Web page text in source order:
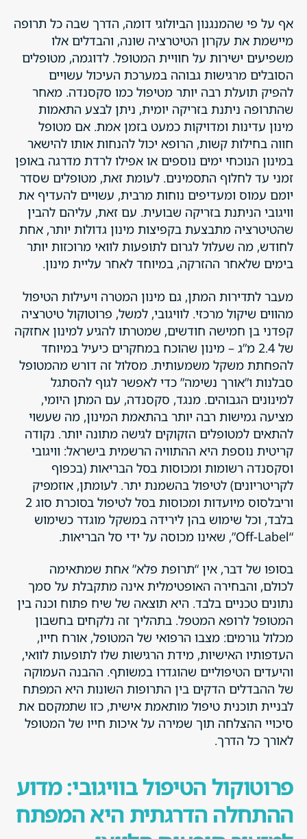
אף על פי שהמנגנון הביולוגי דומה, הדרך שבה כל תרופה
מיישמת את עקרון הטיטרציה שונה, והבדלים אלו
משפיעים ישירות על חוויית המטופל. לדוגמה, מטופלים
הסובלים מרגישות גבוהה במערכת העיכול עשויים
להפיק תועלת רבה יותר מטיפול כמו סקסנדה. מאחר
שהתרופה ניתנת בזריקה יומית, ניתן לבצע התאמות
מינון עדינות ומדויקות כמעט בזמן אמת. אם מטופל
חווה בחילות קשות, הרופא יכול להנחות אותו להישאר
במינון הנוכחי ימים נוספים או אפילו לרדת מדרגה באופן
זמני עד לחלוף התסמינים. לעומת זאת, מטופלים שסדר
יומם עמוס ומעדיפים נוחות מרבית, עשויים להעדיף את
וויגובי הניתנת בזריקה שבועית. עם זאת, עליהם להבין
שהטיטרציה מתבצעת בקפיצות מינון גדולות יותר, אחת
לחודש, מה שעלול לגרום לתופעות לוואי מרוכזות יותר
בימים שלאחר ההזרקה, במיוחד לאחר עליית מינון.
מעבר לתדירות המתן, גם מינון המטרה ויעילות הטיפול
מהווים שיקול מרכזי. לוויגובי, למשל, פרוטוקול טיטרציה
קפדני בן חמישה חודשים, שמטרתו להגיע למינון אחזקה
של 2.4 מ”ג – מינון שהוכח במחקרים כיעיל במיוחד
להפחתת משקל משמעותית. מסלול זה דורש מהמטופל
סבלנות ו”אורך נשימה” כדי לאפשר לגוף להסתגל
למינונים הגבוהים. מנגד, סקסנדה, עם המתן היומי,
מציעה גמישות רבה יותר בהתאמת המינון, מה שעשוי
להתאים למטופלים הזקוקים לגישה מתונה יותר. נקודה
קריטית נוספת היא ההתוויה הרשמית בישראל: וויגובי
וסקסנדה רשומות ומכוסות בסל הבריאות (בכפוף
לקריטריונים) לטיפול בהשמנת יתר. לעומתן, אוזמפיק
וריבלסוס מיועדות ומכוסות בסל לטיפול בסוכרת סוג 2
בלבד, וכל שימוש בהן לירידה במשקל מוגדר כשימוש
“Off-Label”, שאינו מכוסה על ידי סל הבריאות.
בסופו של דבר, אין “תרופת פלא” אחת שמתאימה
לכולם, והבחירה האופטימלית אינה מתקבלת על סמך
נתונים טכניים בלבד. היא תוצאה של שיח פתוח וכנה בין
המטופל לרופא המטפל. בתהליך זה נלקחים בחשבון
מכלול גורמים: מצבו הרפואי של המטופל, אורח חייו,
העדפותיו האישיות, מידת הרגישות שלו לתופעות לוואי,
והיעדים הטיפוליים שהוגדרו במשותף. ההבנה העמוקה
של ההבדלים הדקים בין התרופות השונות היא המפתח
לבניית תוכנית טיפול מותאמת אישית, כזו שתמקסם את
סיכויי ההצלחה תוך שמירה על איכות חייו של המטופל
לאורך כל הדרך.
פרוטוקול הטיפול בוויגובי: מדוע
ההתחלה הדרגתית היא המפתח